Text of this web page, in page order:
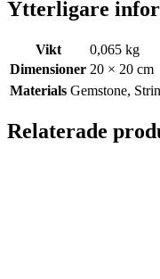
Ytterligare
Vikt
0,065 kg
Dimensioner 20 × 20 cm
Materials Gemstone,
Relaterade